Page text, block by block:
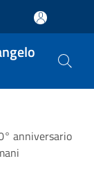
anniversario